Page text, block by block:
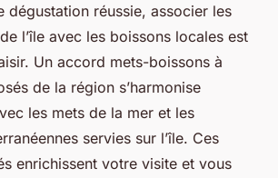
dégustation réussie, associer les
l’île avec les boissons locales est
Un accord mets-boissons à
de la région s’harmonise
les mets de la mer et les
servies sur l’île. Ces
enrichissent votre visite et vous